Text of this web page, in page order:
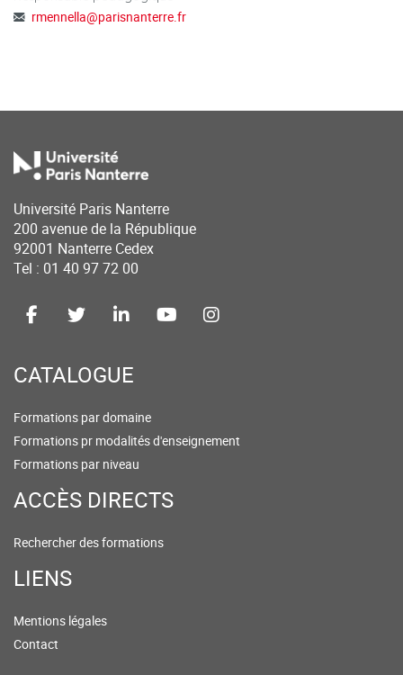
rmennella@parisnanterre.fr
Université Paris Nanterre
200 avenue de la République
92001 Nanterre Cedex
Tel : 01 40 97 72 00
CATALOGUE
Formations par domaine
Formations pr modalités d'enseignement
Formations par niveau
ACCÈS DIRECTS
Rechercher des formations
LIENS
Mentions légales
Contact